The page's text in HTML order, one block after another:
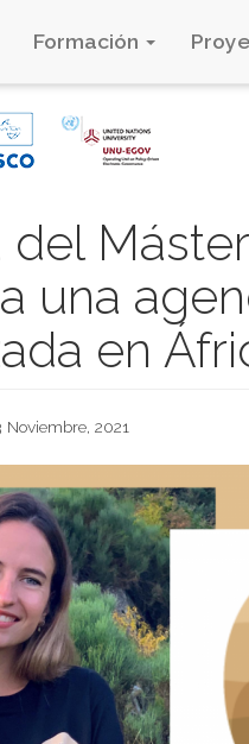
Formación
del
una
en
Noviembre, 2021